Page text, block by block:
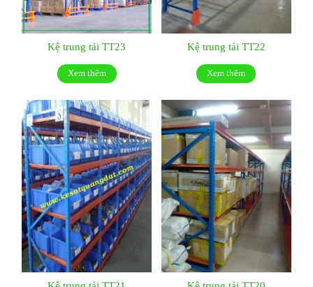
Kệ trung tải TT23
Xem thêm
Kệ trung tải TT22
Xem thêm